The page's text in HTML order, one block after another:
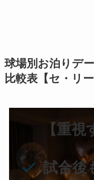
球場別お泊りデ
比較表【セ・リー
【重視
試合後